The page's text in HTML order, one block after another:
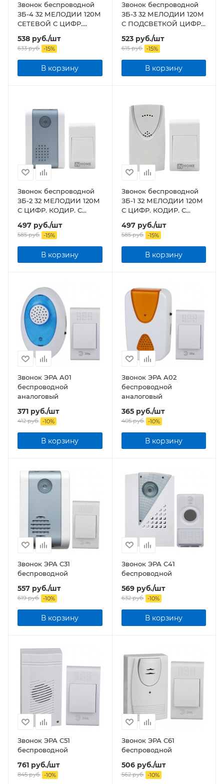
Звонок беспроводной
ЗБ-4 32 МЕЛОДИИ 120М
СЕТЕВОЙ С ЦИФР.
КОДИР. С КНОПКОЙ
БЕЛЫЙ
538 руб./шт
633руб. -15%
В корзину
Звонок беспроводной
ЗБ-3 32 МЕЛОДИИ 120М
С ПОДСВЕТКОЙ ЦИФР.
КОДИР. С КНОПКОЙ
БЕЛО-ГОЛУБОЙ
523руб./шт
615руб. -15%
В корзину
Звонок беспроводной
ЗБ-2 32 МЕЛОДИИ 120М
С ЦИФР. КОДИР. С
КНОПКОЙ БЕЛО-
СЕРЫЙ
497 руб./шт
585руб. -15%
В корзину
Звонок беспроводной
ЗБ-1 32 МЕЛОДИИ 120М
С ЦИФР. КОДИР. С
КНОПКОЙ БЕЛЫЙ
497руб./шт
585руб. -15%
В корзину
Звонок ЭРА A01
беспроводной
аналоговый
371 руб./шт
412руб. -10%
В корзину
Звонок ЭРА A02
беспроводной
аналоговый
365руб./шт
405руб. -10%
В корзину
Звонок ЭРА C31
беспроводной
557 руб./шт
619руб. -10%
В корзину
Звонок ЭРА C41
беспроводной
569руб./шт
632руб. -10%
В корзину
Звонок ЭРА C51
беспроводной
761 руб./шт
845руб. -10%
Звонок ЭРА C61
беспроводной
506руб./шт
562руб. -10%